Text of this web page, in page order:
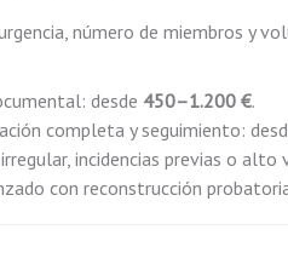
número de miembros y
desde 450–1.200 €.
completa y seguimiento:
incidencias previas o
con reconstrucción